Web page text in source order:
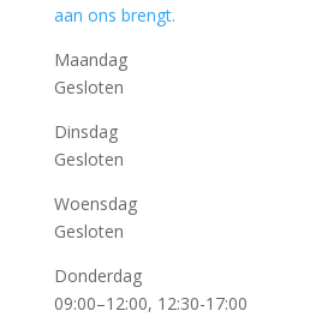
aan ons brengt.
Maandag
Gesloten
Dinsdag
Gesloten
Woensdag
Gesloten
Donderdag
09:00–12:00, 12:30-17:00